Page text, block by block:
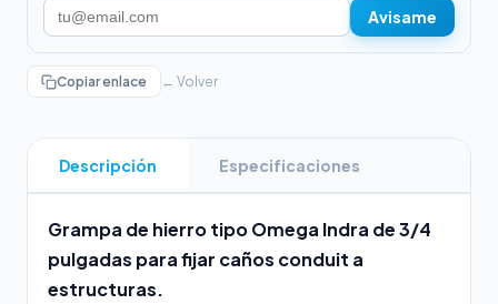
Avisame
Copiar enlace ← Volver
Descripción Especificaciones
Grampa de hierro tipo Omega Indra de 3/4
pulgadas para fijar caños conduit a
estructuras.